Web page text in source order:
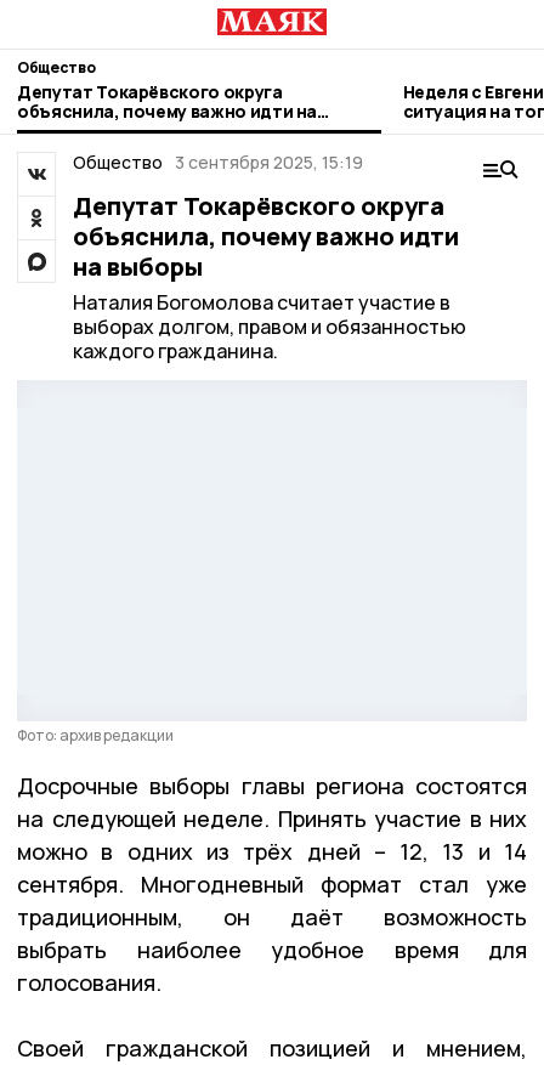
Общество
Депутат Токарёвского округа
объяснила, почему важно идти на
выборы
Неделя с
ситуация на
городе и
Общество
3 сентября 2025, 15:19
Депутат Токарёвского округа
объяснила, почему важно идти
на выборы
Наталия Богомолова считает участие в
выборах долгом, правом и обязанностью
каждого гражданина.
Фото: архив редакции
Досрочные выборы главы региона состоятся
на следующей неделе. Принять участие в них
можно в одних из трёх дней – 12, 13 и 14
сентября. Многодневный формат стал уже
традиционным, он даёт возможность
выбрать наиболее удобное время для
голосования.
Своей гражданской позицией и мнением,